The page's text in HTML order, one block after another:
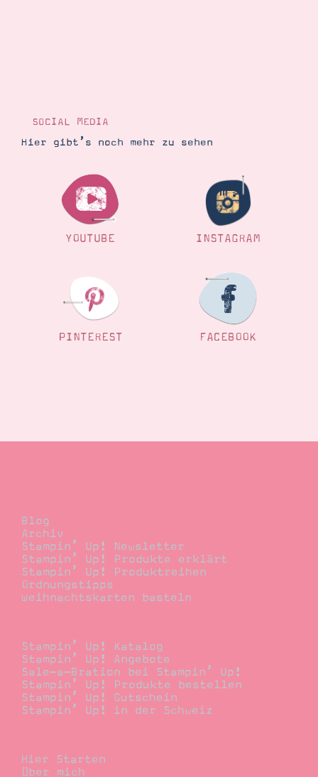
SOCIAL MEDIA
Hier gibt’s noch mehr zu sehen
YOUTUBE INSTAGRAM
PINTEREST FACEBOOK
Blog
Archiv
Stampin’ Up! Newsletter
Stampin’ Up! Produkte erklärt
Stampin’ Up! Produktreihen
Ordnungstipps
Weihnachtskarten basteln
Stampin’ Up! Katalog
Stampin’ Up! Angebote
Sale-a-Bration bei Stampin’ Up!
Stampin’ Up! Produkte bestellen
Stampin’ Up! Gutschein
Stampin’ Up! in der Schweiz
Hier Starten
Über mich